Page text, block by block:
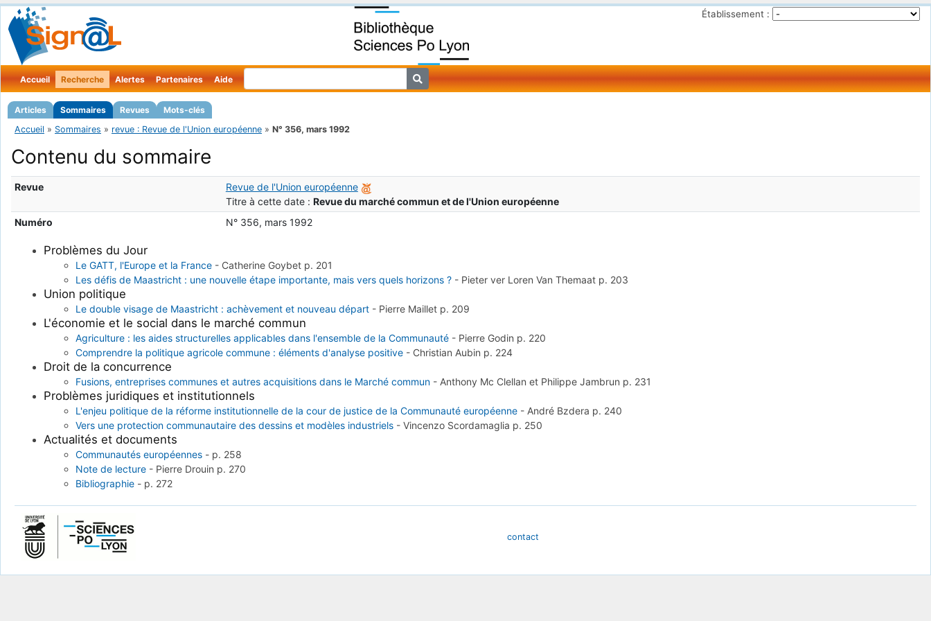
Établissement :
Accueil Recherche
Articles Sommaires Revues Mots-clés
Alertes Partenaires Aide
Accueil » Sommaires » revue : Revue de l'Union européenne » N° 356, mars 1992
Contenu du sommaire
Revue
Revue de l'Union européenne
Titre à cette date : Revue du marché commun et de l'Union européenne
Numéro
N° 356, mars 1992
Problèmes du Jour
Le GATT, l'Europe et la France - Catherine Goybet p. 201
Les défis de Maastricht : une nouvelle étape importante, mais vers quels horizons ? - Pieter ver Loren Van Themaat p. 203
Union politique
Le double visage de Maastricht : achèvement et nouveau départ - Pierre Maillet p. 209
L'économie et le social dans le marché commun
Agriculture : les aides structurelles applicables dans l'ensemble de la Communauté - Pierre Godin p. 220
Comprendre la politique agricole commune : éléments d'analyse positive - Christian Aubin p. 224
Droit de la concurrence
Fusions, entreprises communes et autres acquisitions dans le Marché commun -Anthony Mc Clellan et Philippe Jambrun p. 231
Problèmes juridiques et institutionnels
L'enjeu politique de la réforme institutionnelle de la cour de justice de la Communauté européenne -André Bzdera p. 240
Vers une protection communautaire des dessins et modèles industriels -Vincenzo Scordamaglia p. 250
Actualités et documents
Communautés européennes - p. 258
Note de lecture - Pierre Drouin p. 270
Bibliographie - p. 272
contact